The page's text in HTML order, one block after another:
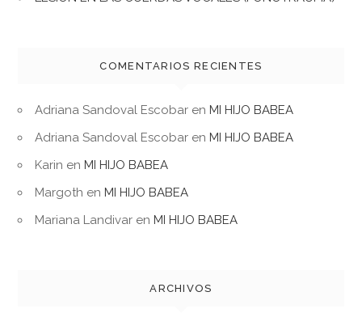
COMENTARIOS RECIENTES
Adriana Sandoval Escobar en MI HIJO BABEA
Adriana Sandoval Escobar en MI HIJO BABEA
Karin en MI HIJO BABEA
Margoth en MI HIJO BABEA
Mariana Landivar en MI HIJO BABEA
ARCHIVOS